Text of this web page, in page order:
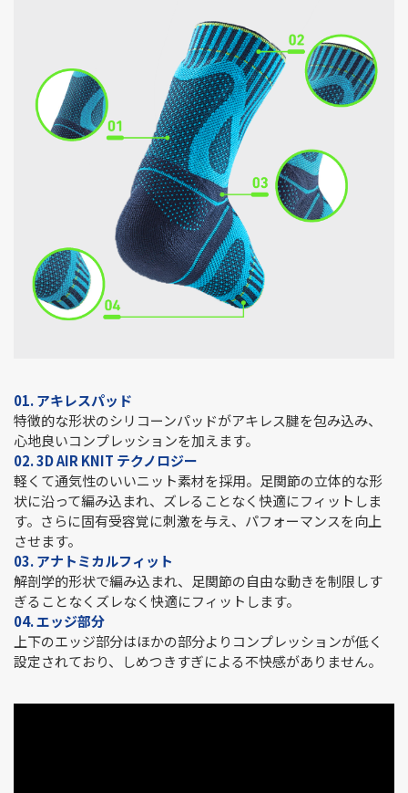
01. アキレスパッド
特徴的な形状のシリコーンパッドがアキレス腱を包み込み、
心地良いコンプレッションを加えます。
02.3D AIR KNIT テクノロジー
軽くて通気性のいいニット素材を採用。足関節の立体的な形
状に沿って編み込まれ、ズレることなく快適にフィットしま
す。さらに固有受容覚に刺激を与え、パフォーマンスを向上
させます。
03. アナトミカルフィット
解剖学的形状で編み込まれ、足関節の自由な動きを制限しす
ぎることなくズレなく快適にフィットします。
04. エッジ部分
上下のエッジ部分はほかの部分よりコンプレッションが低く
設定されており、しめつきすぎによる不快感がありません。